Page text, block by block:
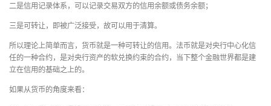
二是信用记录体系，可以记录交易双方的信用余额或债务余额；
三是可转让，即被广泛接受，故可以用于清算。
所以理论上简单而言，货币就是一种可转让的信用。法币就是对央行中心化信
任的一种合约，是对央行资产的软兑换约束的合约，当下整个金融世界都是建
立在信用的基础之上的。
如果从货币的角度来看：